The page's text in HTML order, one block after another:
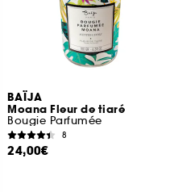
BAÏJA
Moana Fleur de tiaré
Bougie Parfumée
8
24,00€